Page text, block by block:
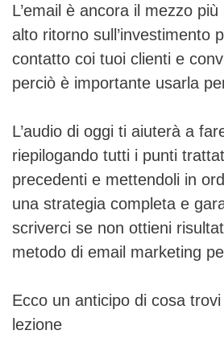
L’email è ancora il mezzo
alto ritorno sull’investimento
contatto coi tuoi clienti e
perciò è importante usarla
L’audio di oggi ti aiuterà a
riepilogando tutti i punti
precedenti e mettendoli in
una strategia completa e
scriverci se non ottieni
metodo di email marketing
Ecco un anticipo di cosa
lezione